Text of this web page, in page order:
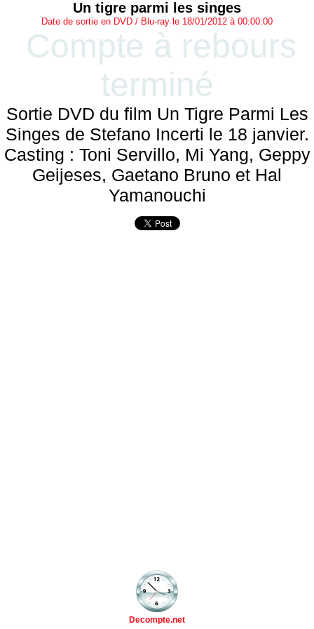
Un tigre parmi les singes
Date de sortie en DVD / Blu-ray le 18/01/2012 à 00:00:00
Compte à rebours
terminé
Sortie DVD du film Un Tigre Parmi Les
Singes de Stefano Incerti le 18 janvier.
Casting : Toni Servillo, Mi Yang, Geppy
Geijeses, Gaetano Bruno et Hal
Yamanouchi
Decompte.net